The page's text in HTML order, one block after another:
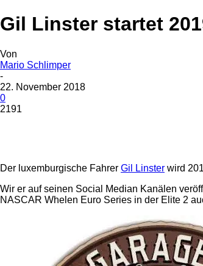
Gil Linster startet
Von
Mario Schlimper
-
22. November 2018
0
2191
Der luxemburgische Fahrer Gil Linster wird
Wir er auf seinen Social Median Kanälen
NASCAR Whelen Euro Series in der Elite 2